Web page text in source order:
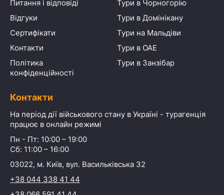
Питання і відповіді
Відгуки
Сертифікати
Контакти
Політика
конфіденційності
Тури в Чорногорію
Тури в Домінікану
Тури на Мальдіви
Тури в ОАЕ
Тури в Занзібар
Контакти
На період дії військового стану в Україні - турагенція
працює в онлайн режимі
Пн - Пт: 10:00 – 19:00
Сб: 11:00 – 16:00
03022, м. Київ, вул. Васильківська 32
+38 044 338 41 44